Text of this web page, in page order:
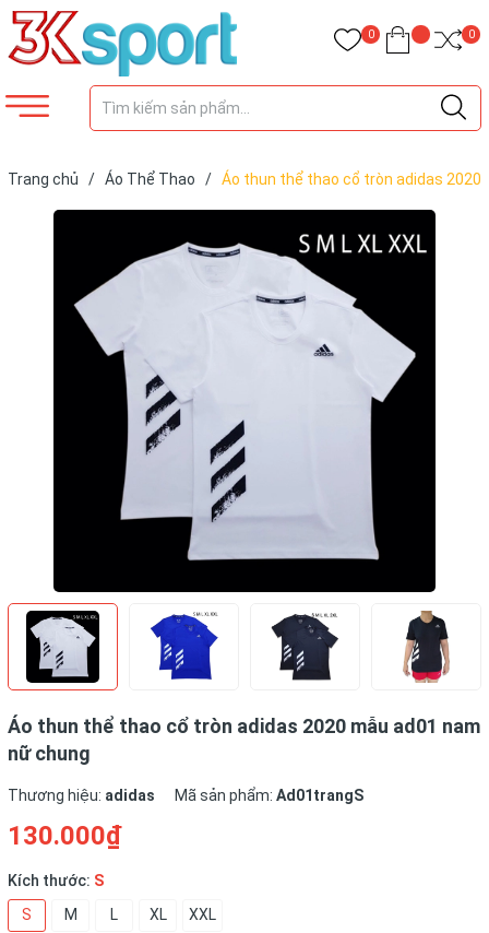
0 0
Trang chủ / Áo Thể Thao / Áo thun thể thao cổ tròn adidas 2020
Áo thun thể thao cổ tròn adidas 2020 mẫu ad01 nam
nữ chung
Thương hiệu: adidas Mã sản phẩm: Ad01trangS
130.000₫
Kích thước: S
S
M L XL XXL